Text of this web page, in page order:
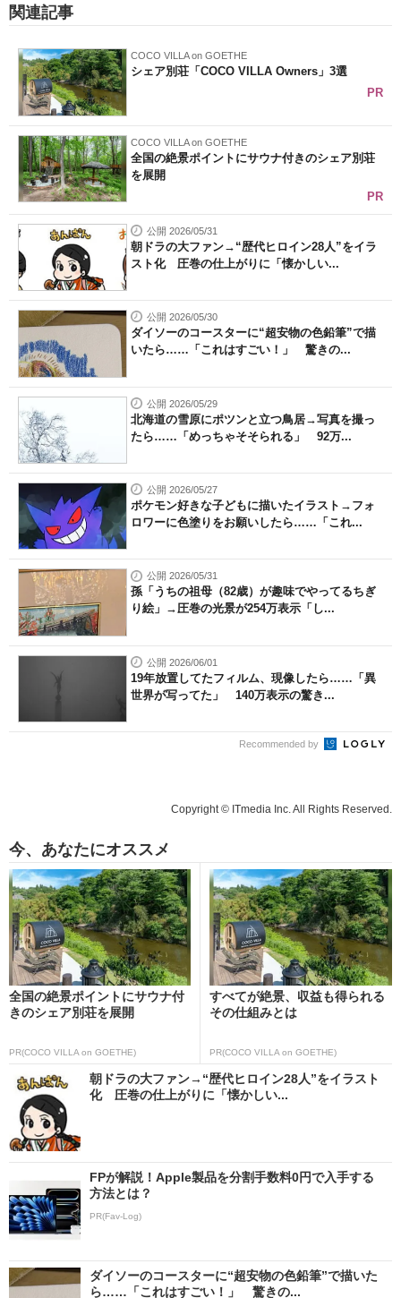
関連記事
COCO VILLA on GOETHE
シェア別荘「COCO VILLA Owners」3選
PR
COCO VILLA on GOETHE
全国の絶景ポイントにサウナ付きのシェア別荘
を展開
PR
公開 2026/05/31
朝ドラの大ファン→“歴代ヒロイン28人”をイラ
スト化 圧巻の仕上がりに「懐かしい...
公開 2026/05/30
ダイソーのコースターに“超安物の色鉛筆”で描
いたら……「これはすごい！」 驚きの...
公開 2026/05/29
北海道の雪原にポツンと立つ鳥居→写真を撮っ
たら……「めっちゃそそられる」 92万...
公開 2026/05/27
ポケモン好きな子どもに描いたイラスト→フォ
ロワーに色塗りをお願いしたら……「これ...
公開 2026/05/31
孫「うちの祖母（82歳）が趣味でやってるちぎ
り絵」→圧巻の光景が254万表示「し...
公開 2026/06/01
19年放置してたフィルム、現像したら……「異
世界が写ってた」 140万表示の驚き...
Recommended by
Copyright © ITmedia Inc. All Rights Reserved.
今、あなたにオススメ
全国の絶景ポイントにサウナ付
きのシェア別荘を展開
PR(COCO VILLA on GOETHE)
すべてが絶景、収益も得られる
その仕組みとは
PR(COCO VILLA on GOETHE)
朝ドラの大ファン→“歴代ヒロイン28人”をイラスト
化 圧巻の仕上がりに「懐かしい...
FPが解説！Apple製品を分割手数料0円で入手する
方法とは？
PR(Fav-Log)
ダイソーのコースターに“超安物の色鉛筆”で描いた
ら……「これはすごい！」 驚きの...